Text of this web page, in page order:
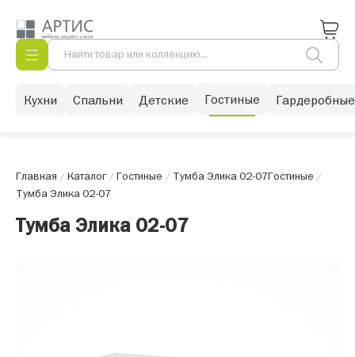
Кухни Спальни Детские Гостиные Гардеробные
Главная /Каталог/Гостиные / Тумба Элика 02-07Гостиные /
Тумба Элика 02-07
Тумба Элика 02-07